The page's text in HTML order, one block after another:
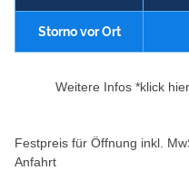
Storno vor Ort
Weitere Infos *klick
Festpreis für Öffnung inkl.
Anfahrt